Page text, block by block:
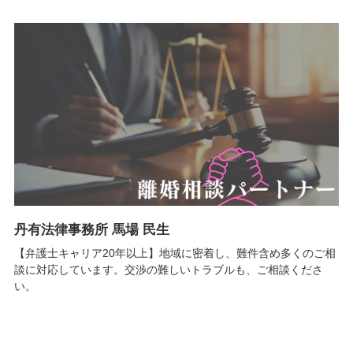
丹有法律事務所 馬場 民生
【弁護士キャリア20年以上】地域に密着し、難件含め多くのご相
談に対応しています。交渉の難しいトラブルも、ご相談くださ
い。